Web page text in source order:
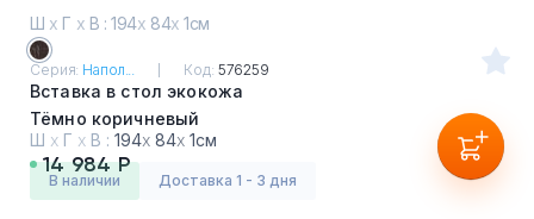
Ш х Г х В : 194х 84х 1см
Серия: Напол... Код: 576259
Вставка в стол экокожа
Тёмно коричневый
Ш х Г х В : 194х 84х 1см
14 984 Р
в наличии Доставка 1 - 3 дня